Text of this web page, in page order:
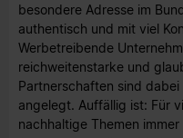
besondere Adresse im
authentisch und mit viel
Werbetreibende
reichweitenstarke und
Partnerschaften sind
angelegt. Auffällig ist: Für
nachhaltige Themen